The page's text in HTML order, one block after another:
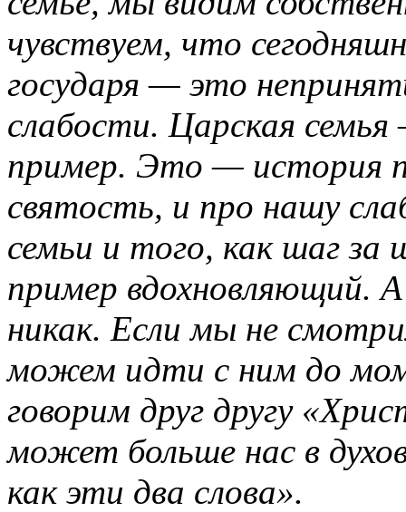
чувствуем, что
государя — это
слабости. Царская
пример. Это — история
святость, и про нашу
семьи и того, как шаг
пример вдохновляющий. А
никак. Если мы не
можем идти с ним до
говорим друг другу
может больше нас в
как эти два слова».